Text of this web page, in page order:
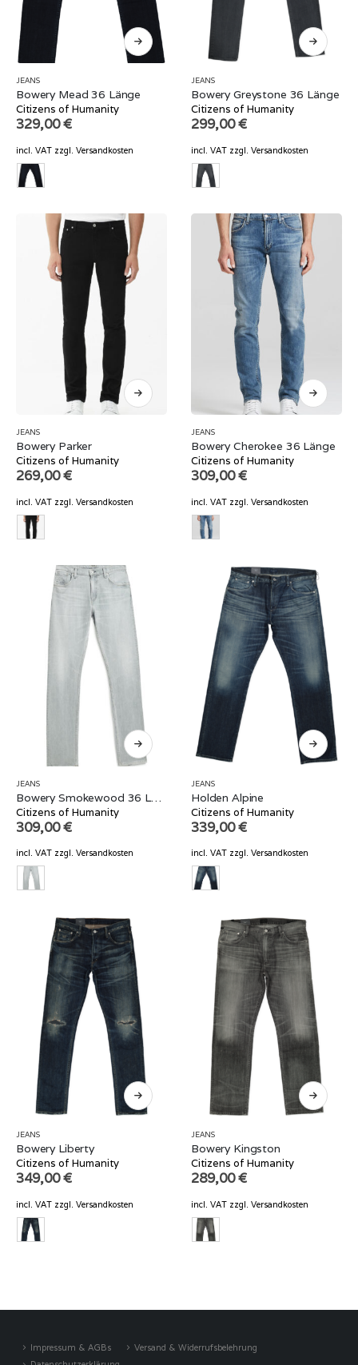
JEANS
Bowery Mead 36 Länge
Citizens of Humanity
329,00€
incl. VAT zzgl. Versandkosten
JEANS
Bowery Greystone 36 Länge
Citizens of Humanity
299,00€
incl. VAT zzgl. Versandkosten
JEANS
Bowery Parker
Citizens of Humanity
269,00€
incl. VAT zzgl. Versandkosten
JEANS
Bowery Cherokee 36 Länge
Citizens of Humanity
309,00€
incl. VAT zzgl. Versandkosten
JEANS
Bowery Smokewood 36 Länge
Citizens of Humanity
309,00€
incl. VAT zzgl. Versandkosten
JEANS
Holden Alpine
Citizens of Humanity
339,00€
incl. VAT zzgl. Versandkosten
JEANS
Bowery Liberty
Citizens of Humanity
349,00€
incl. VAT zzgl. Versandkosten
JEANS
Bowery Kingston
Citizens of Humanity
289,00€
incl. VAT zzgl. Versandkosten
Impressum & AGBs
Versand & Widerrufsbelehrung